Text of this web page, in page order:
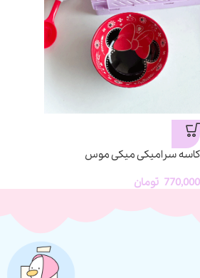
کاسه سرامیکی میکی موس
770,000 تومان